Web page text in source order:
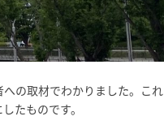
の取材でわかりました。これ
たものです。